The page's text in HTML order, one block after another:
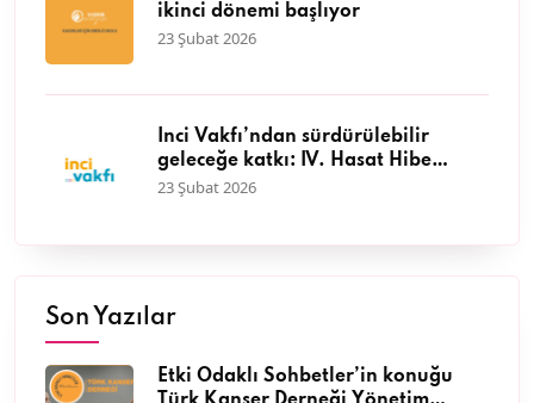
ikinci dönemi başlıyor
23 Şubat 2026
İnci Vakfı’ndan sürdürülebilir
geleceğe katkı: IV. Hasat Hibe
Programı başvuruları başladı
23 Şubat 2026
Son Yazılar
Etki Odaklı Sohbetler’in konuğu